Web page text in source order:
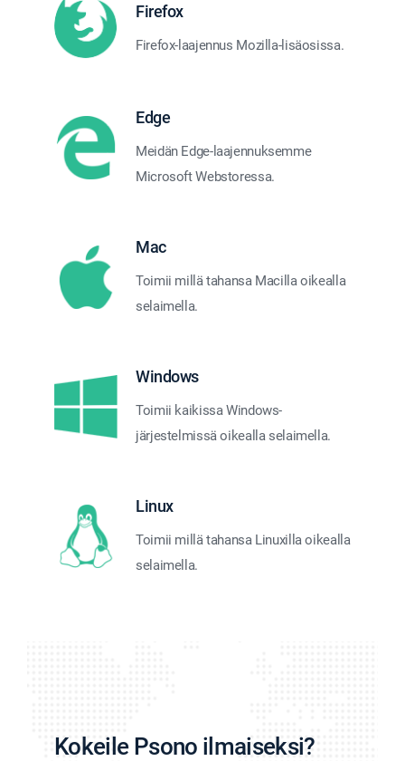
Firefox
Firefox-laajennus Mozilla-lisäosissa.
Edge
Meidän Edge-laajennuksemme
Microsoft Webstoressa.
Mac
Toimii millä tahansa Macilla oikealla
selaimella.
Windows
Toimii kaikissa Windows-
järjestelmissä oikealla selaimella.
Linux
Toimii millä tahansa Linuxilla oikealla
selaimella.
Kokeile Psono ilmaiseksi?